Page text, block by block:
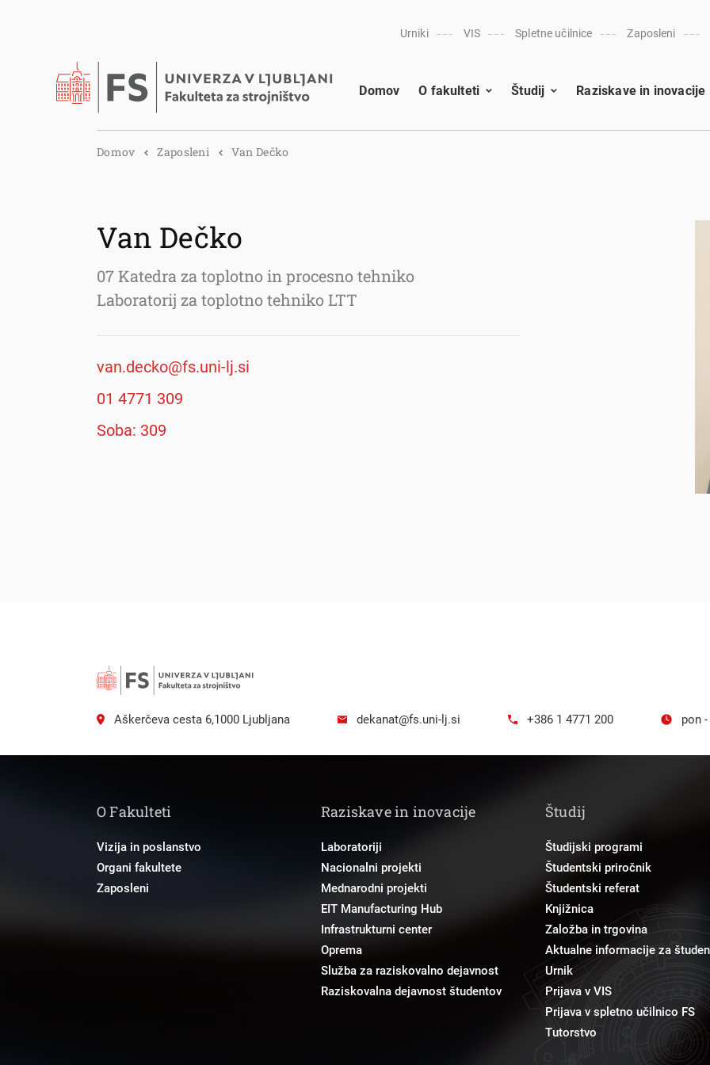
Urniki VIS Spletne učilnice Zaposleni
Domov O fakulteti Študij Raziskave in inovacije
Domov Zaposleni Van Dečko
Van Dečko
07 Katedra za toplotno in procesno tehniko
Laboratorij za toplotno tehniko LTT
van.decko@fs.uni-lj.si
01 4771 309
Soba: 309
Aškerčeva cesta 6,1000 Ljubljana dekanat@fs.uni-lj.si +386 1 4771 200 pon
O Fakulteti
Vizija in poslanstvo
Organi fakultete
Zaposleni
Raziskave in inovacije
Laboratoriji
Nacionalni projekti
Mednarodni projekti
EIT Manufacturing Hub
Infrastrukturni center
Oprema
Služba za raziskovalno dejavnost
Raziskovalna dejavnost študentov
Študij
Študijski programi
Študentski priročnik
Študentski referat
Knjižnica
Založba in trgovina
Aktualne informacije za
Urnik
Prijava v VIS
Prijava v spletno učilnico FS
Tutorstvo